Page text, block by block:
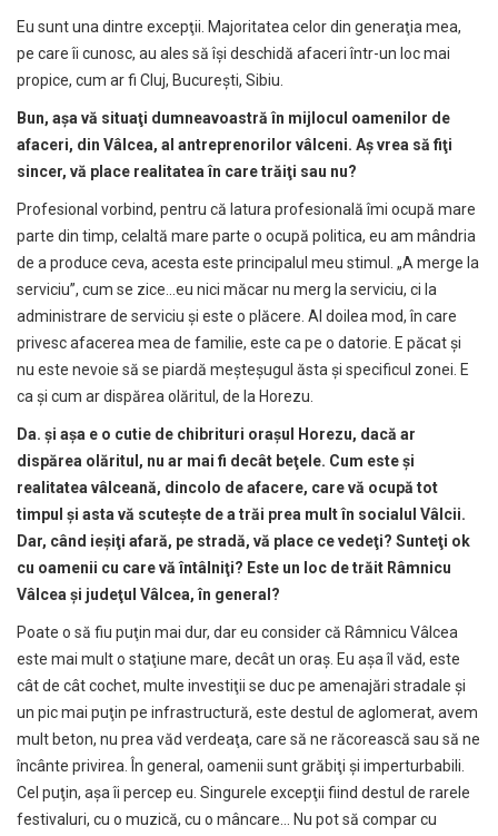
Eu sunt una dintre excepţii. Majoritatea celor din generaţia mea,
pe care îi cunosc, au ales să îşi deschidă afaceri într-un loc mai
propice, cum ar fi Cluj, Bucureşti, Sibiu.
Bun, aşa vă situaţi dumneavoastrăîn mijlocul oamenilor de
afaceri, din Vâlcea, al antreprenorilor vâlceni. Aşvrea să fiţi
sincer, vă place realitatea în care trăiţi sau nu?
Profesional vorbind, pentru că latura profesională îmi ocupă mare
parte din timp, celaltă mare parte o ocupă politica, eu am mândria
de a produce ceva, acesta este principalul meu stimul. „A merge la
serviciu”, cum se zice…eu nici măcar nu merg la serviciu, ci la
administrare de serviciu şi este o plăcere. Al doilea mod, în care
privesc afacerea mea de familie, este ca pe o datorie. E păcat şi
nu este nevoie să se piardă meşteşugul ăsta şi specificul zonei. E
ca şi cum ar dispărea olăritul, de la Horezu.
Da. şi aşa e o cutie de chibrituri oraşul Horezu, dacă ar
dispărea ol ăritul, nu ar mai fi decât beţele. Cum esteşi
realitatea vâlceană, dincolo de afacere, care vă ocupă tot
timpul şi asta vă scuteşte de a trăi prea mult în socialul Vâlcii.
Dar, când ieşiţi afară, pe stradă, vă place ce vedeţi? Sunteţi ok
cu oamenii cu care văîntâlniţi? Este un loc de trăit Râmnicu
Vâlcea şi judeţul Vâlcea, în general?
Poate o să fiu puţin mai dur, dar eu consider că Râmnicu Vâlcea
este mai mult o staţiune mare, decât un oraş. Eu aşa îl văd, este
cât de cât cochet, multe investiţii se duc pe amenajări stradale şi
un pic mai puţin pe infrastructură, este destul de aglomerat, avem
mult beton, nu prea văd verdeaţa, care să ne răcorească sau să ne
încânte privirea. În general, oamenii sunt grăbiţi şi imperturbabili.
Cel puţin, aşa îi percep eu. Singurele excepţii fiind destul de rarele
festivaluri, cu o muzică, cu o mâncare… Nu pot să compar cu